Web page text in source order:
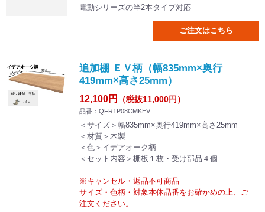
電動シリーズの竿2本タイプ対応
ご注文はこちら
追加棚 ＥＶ柄（幅835mm×奥行
419mm×高さ25mm）
12,100円 （税抜11,000円）
品番：QFR1P08CMKEV
＜サイズ＞幅835mm×奥行419mm×高さ25mm
＜材質＞木製
＜色＞イデアオーク柄
＜セット内容＞棚板１枚・受け部品４個
※キャンセル・返品不可商品
サイズ・色柄・対象本体品番をお確かめの上、ご
注文ください。